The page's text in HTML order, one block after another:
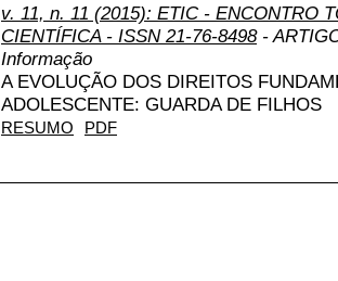
v. 11, n. 11 (2015): ETIC - ENCONTRO
CIENTÍFICA - ISSN 21-76-8498-
Informação
A EVOLUÇÃO DOS DIREITOS
ADOLESCENTE: GUARDA DE FILHOS
RESUMO PDF